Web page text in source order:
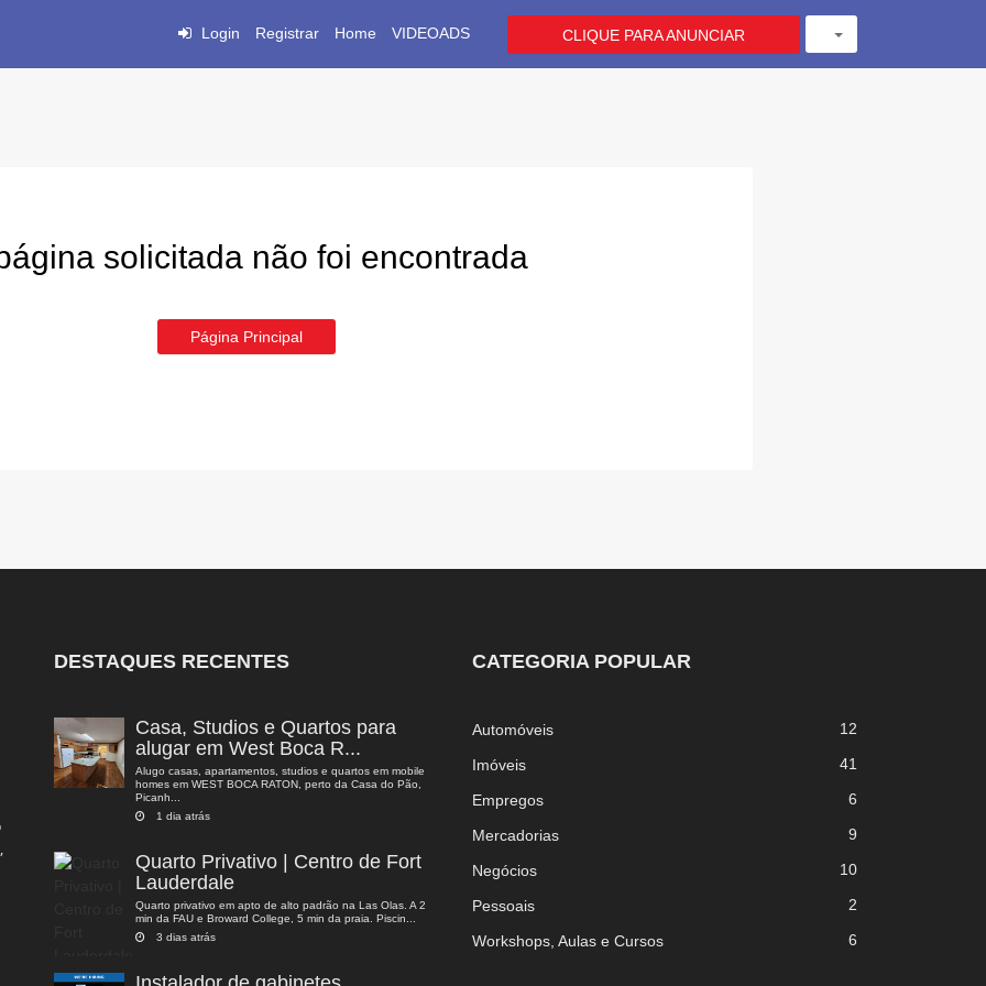
Login Registrar Home VIDEOADS CLIQUE PARA ANUNCIAR
solicitada não foi encontrada
Página Principal
DESTAQUES RECENTES
Casa, Studios e Quartos para
alugar em West Boca R...
Alugo casas, apartamentos, studios e quartos em mobile
homes em WEST BOCA RATON, perto da Casa do Pão,
Picanh...
1 dia atrás
Quarto Privativo | Centro de Fort
Lauderdale
Quarto privativo em apto de alto padrão na Las Olas. A 2
min da FAU e Broward College, 5 min da praia. Piscin...
3 dias atrás
CATEGORIA POPULAR
Automóveis 12
Imóveis 41
Empregos 6
Mercadorias 9
Negócios 10
Pessoais 2
Workshops, Aulas e Cursos 6